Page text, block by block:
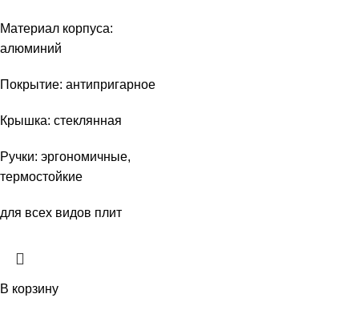
Материал корпуса:
алюминий
Покрытие: антипригарное
Крышка: стеклянная
Ручки: эргономичные,
термостойкие
для всех видов плит
В корзину